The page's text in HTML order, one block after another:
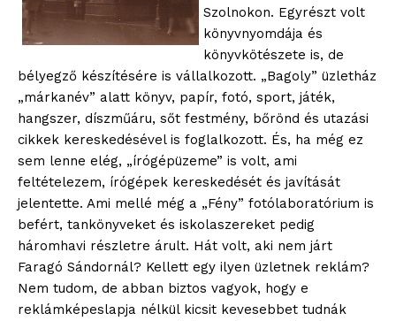
ELŐFIZETÉS
Hasznos
bSZ fiók
Előfizetés
Szolnokon. Egyrészt volt
könyvnyomdája és
könyvkötészete is, de
bélyegző készítésére is vállalkozott. „Bagoly” üzletház
„márkanév” alatt könyv, papír, fotó, sport, játék,
hangszer, díszműáru, sőt festmény, bőrönd és utazási
cikkek kereskedésével is foglalkozott. És, ha még ez
sem lenne elég, „írógépüzeme” is volt, ami
feltételezem, írógépek kereskedését és javítását
jelentette. Ami mellé még a „Fény” fotólaboratórium is
befért, tankönyveket és iskolaszereket pedig
háromhavi részletre árult. Hát volt, aki nem járt
Faragó Sándornál? Kellett egy ilyen üzletnek reklám?
Nem tudom, de abban biztos vagyok, hogy e
reklámképeslapja nélkül kicsit kevesebbet tudnák